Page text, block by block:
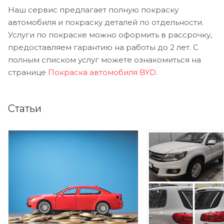
Наш сервис предлагает полную покраску
автомобиля и покраску деталей по отдельности.
Услуги по покраске можно оформить в рассрочку,
предоставляем гарантию на работы до 2 лет. С
полным списком услуг можете ознакомиться на
странице Покраска автомобиля BYD.
Статьи